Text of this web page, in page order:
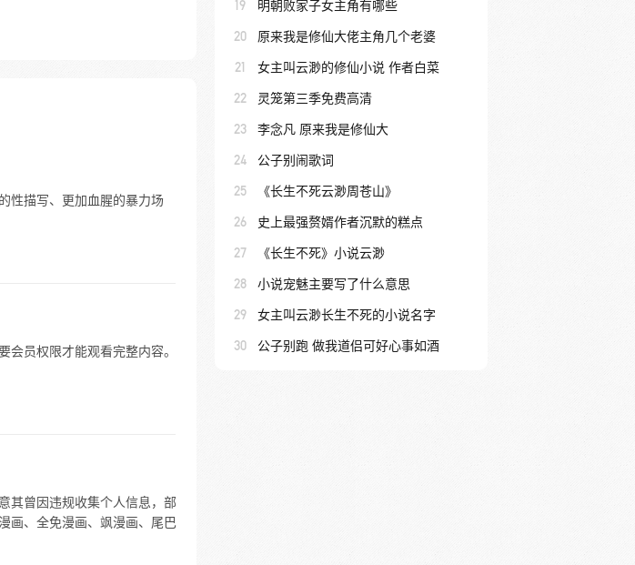
性描写、更加血腥的暴力场
员权限才能观看完整内容。
其曾因违规收集个人信息，部
画、全免漫画、飒漫画、尾巴
19 明朝败家子女主角有哪些
20 原来我是修仙大佬主角几个老婆
21 女主叫云渺的修仙小说 作者白菜
22 灵笼第三季免费高清
23 李念凡 原来我是修仙大
24 公子别闹歌词
25 《长生不死云渺周苍山》
26 史上最强赘婿作者沉默的糕点
27 《长生不死》小说云渺
28 小说宠魅主要写了什么意思
29 女主叫云渺长生不死的小说名字
30 公子别跑 做我道侣可好心事如酒